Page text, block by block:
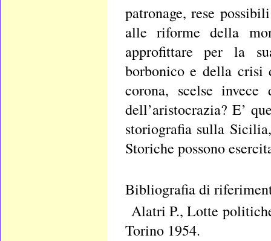
patronage, rese
alle riforme della
approfittare per la
borbonico e della crisi
corona, scelse
dell’aristocrazia? E’
storiografia sulla
Storiche possono
Bibliografia di
Alatri P., Lotte
Torino 1954.